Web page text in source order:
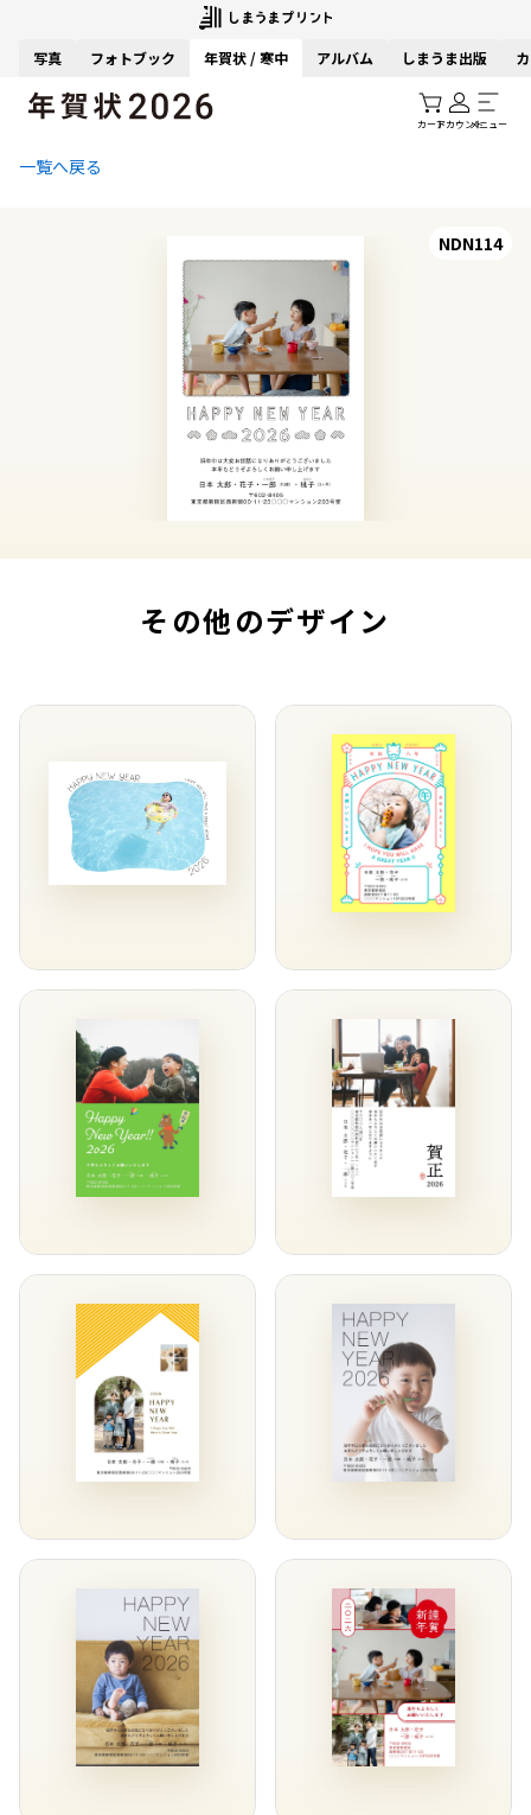
写真 フォトブック 年賀状 / 寒中 アルバム しまうま出版
カートアカウントメニュー
一覧へ戻る
NDN114
その他のデザイン